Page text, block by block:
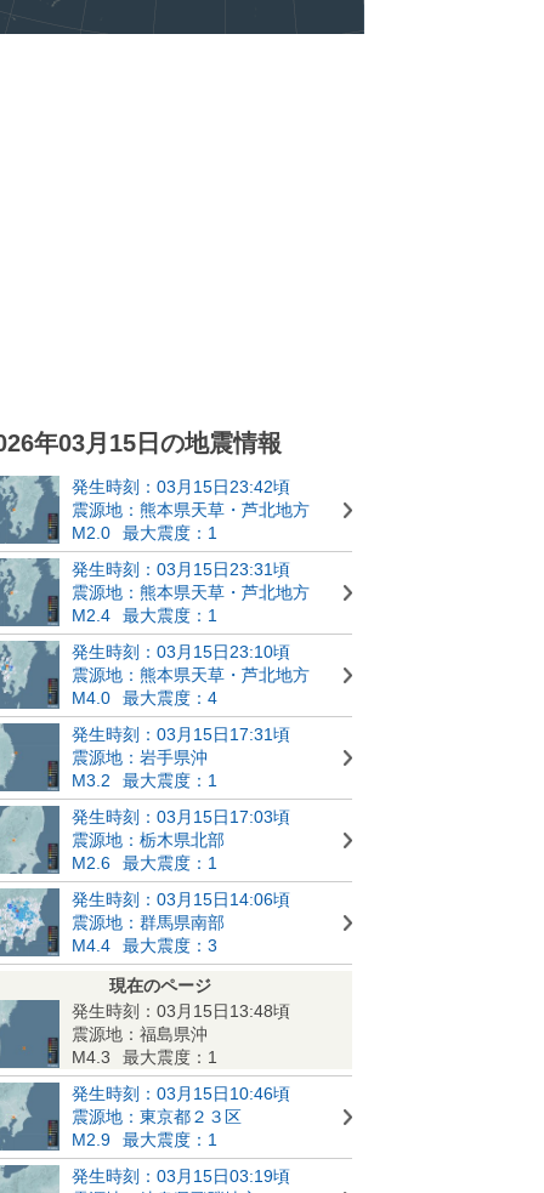
年03月15日の地震情報
発生時刻：03月15日23:42頃
震源地：熊本県天草・芦北地方
M2.0
最大震度：1
発生時刻：03月15日23:31頃
震源地：熊本県天草・芦北地方
M2.4
最大震度：1
発生時刻：03月15日23:10頃
震源地：熊本県天草・芦北地方
M4.0
最大震度：4
発生時刻：03月15日17:31頃
震源地：岩手県沖
M3.2
最大震度：1
発生時刻：03月15日17:03頃
震源地：栃木県北部
M2.6
最大震度：1
発生時刻：03月15日14:06頃
震源地：群馬県南部
M4.4
最大震度：3
現在のページ
発生時刻：03月15日13:48頃
震源地：福島県沖
M4.3
最大震度：1
発生時刻：03月15日10:46頃
震源地：東京都２３区
M2.9
最大震度：1
発生時刻：03月15日03:19頃